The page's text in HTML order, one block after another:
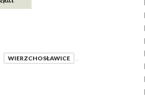
WIERZCHOSŁAWICE